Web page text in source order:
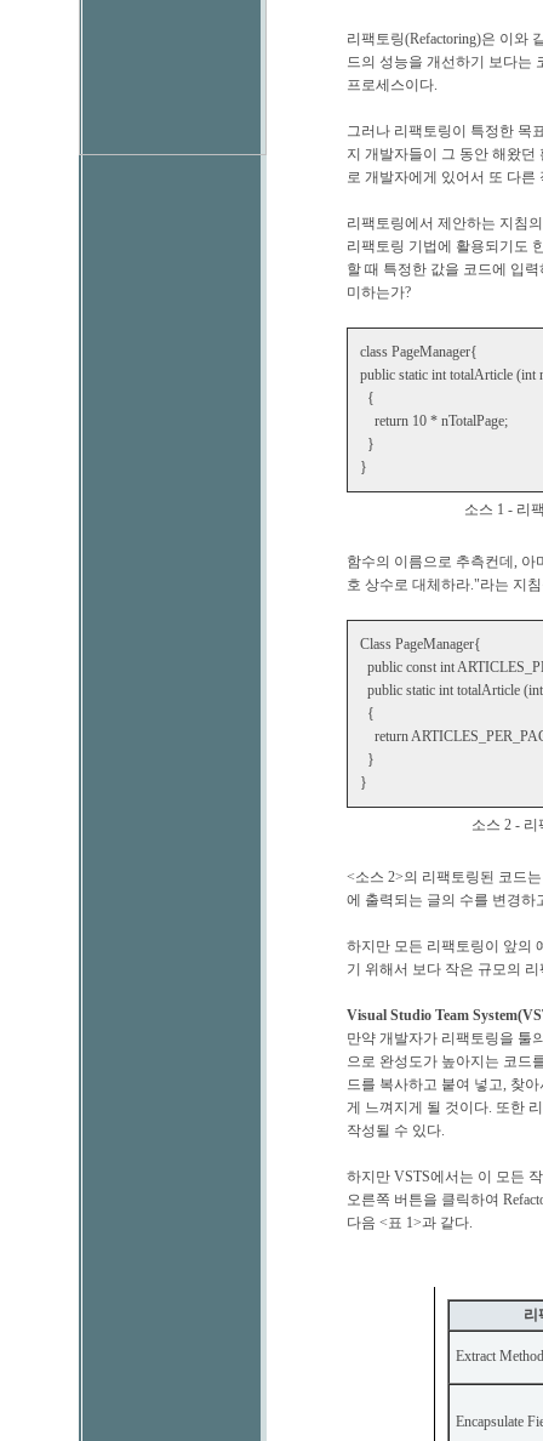
리팩토링(Refactoring)은 이와
드의 성능을 개선하기 보다는
프로세스이다.
그러나 리팩토링이 특정한 목
지 개발자들이 그 동안 해왔
로 개발자에게 있어서 또 다른
리팩토링에서 제안하는 지침
리팩토링 기법에 활용되기도
할 때 특정한 값을 코드에 입
미하는가?
class PageManager{
public static int totalArticle (int
{
return 10 * nTotalPage;
}
}
소스 1 - 리
함수의 이름으로 추측컨데, 아
호 상수로 대체하라."라는 지
Class PageManager{
public const int
public static int totalArticle
{
return
}
}
소스 2 -
<소스 2>의 리팩토링된 코드
에 출력되는 글의 수를 변경하
하지만 모든 리팩토링이 앞의
기 위해서 보다 작은 규모의
Visual Studio Team
만약 개발자가 리팩토링을 툴
으로 완성도가 높아지는 코드
드를 복사하고 붙여 넣고, 찾
게 느껴지게 될 것이다. 또한
작성될 수 있다.
하지만 VSTS에서는 이 모든
오른쪽 버튼을 클릭하여
다음 <표 1>과 같다.
리
Extract Method
Encapsulate